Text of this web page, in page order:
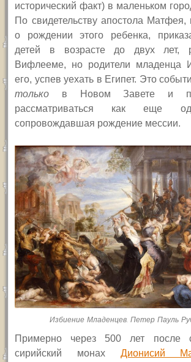
исторический факт) в маленьком
По свидетельству апостола
о рождении этого ребенка,
детей в возрасте до двух лет,
Вифлееме, но родители младенца
его, успев уехать в Египет. Это
только в Новом Завете и
рассматриваться как еще
сопровождавшая рождение мессии.
Избиение Младенцев. Петер Пауль
Примерно через 500 лет после
сирийский монах Дионисий